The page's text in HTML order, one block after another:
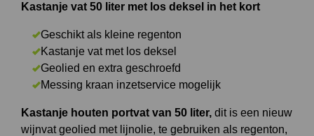
Service
Tuinthema’s
Kastanje vat 50 liter met los deksel in het kort
Geschikt als kleine regenton
Kastanje vat met los deksel
Geolied en extra geschroefd
Messing kraan inzetservice mogelijk
Kastanje houten portvat van 50 liter, dit is een nieuw
wijnvat geolied met lijnolie, te gebruiken als regenton,